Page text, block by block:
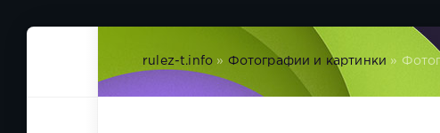
rulez-t.info » Фотографии и картинки »